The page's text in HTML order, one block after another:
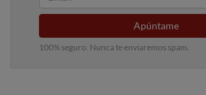
Apúntame
100% seguro. Nunca te enviaremos spam.